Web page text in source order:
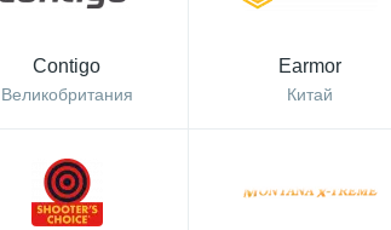
Contigo
Великобритания
Earmor
Китай